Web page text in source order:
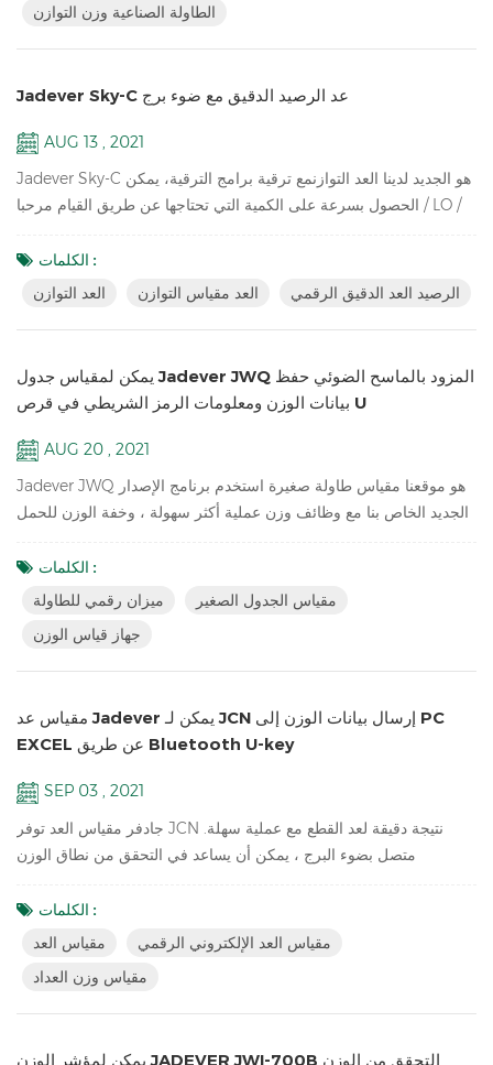
خطية متاح...
الطاولة الصناعية وزن التوازن
Jadever Sky-C عد الرصيد الدقيق مع ضوء برج
AUG 13 , 2021
Jadever Sky-C هو الجديد لدينا العد التوازنمع ترقية برامج الترقية، يمكن
الحصول بسرعة على الكمية التي تحتاجها عن طريق القيام مرحبا / LO /
دقة داخلي عالية 1 / 600،000 معدات مختبر المدرسة الإلكترونية وزن
التوازنشاشة LCD مع الأخضر الخلفية البطارية والتكيف أو في الوضع
المتاحة...
الكلمات :
العد التوازن
العد مقياس التوازن الرصيد العد الدقيق الرقمي
يمكن لمقياس جدول Jadever JWQ المزود بالماسح الضوئي حفظ
بيانات الوزن ومعلومات الرمز الشريطي في قرص U
AUG 20 , 2021
Jadever JWQ هو موقعنا مقياس طاولة صغيرة استخدم برنامج الإصدار
الجديد الخاص بنا مع وظائف وزن عملية أكثر سهولة ، وخفة الوزن للحمل
الماسح الضوئي. سمات: عد العينة ميزان رقمي للطاولة التراكم وعرض
التراكم والتراكم وظائف واضحة قرار يصل إلى 1/15000 (سعة ضبط
الكلمات :
ميزان رقمي للطاولة
مقياس الجدول الصغير
جهاز قياس الوزن
مقياس عد Jadever يمكن لـ JCN إرسال بيانات الوزن إلى PC
EXCEL عن طريق Bluetooth U-key
SEP 03 , 2021
جادفر مقياس العد توفر JCN نتيجة دقيقة لعد القطع مع عملية سهلة.
متصل بضوء البرج ، يمكن أن يساعد في التحقق من نطاق الوزن
بيانات الوزن إلى PC EXCEL عن طريق Bluetooth U-key. سمات:
مقياس عد الأجزاء الرقمية للمخزون ； تؤدي وظيفة ACAI إلى عدد أكثر
الكلمات :
مقياس العد
مقياس العد الإلكتروني الرقمي
مقياس وزن العداد
يمكن لمؤشر الوزن JADEVER JWI-700B التحقق من الوزن